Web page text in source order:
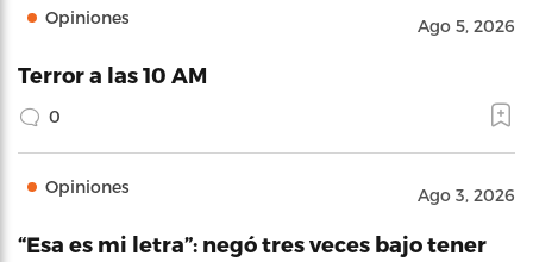
Opiniones Ago 5, 2026
Terror a las 10 AM
0
Opiniones Ago 3, 2026
“Esa es mi letra”: negó tres veces bajo tener